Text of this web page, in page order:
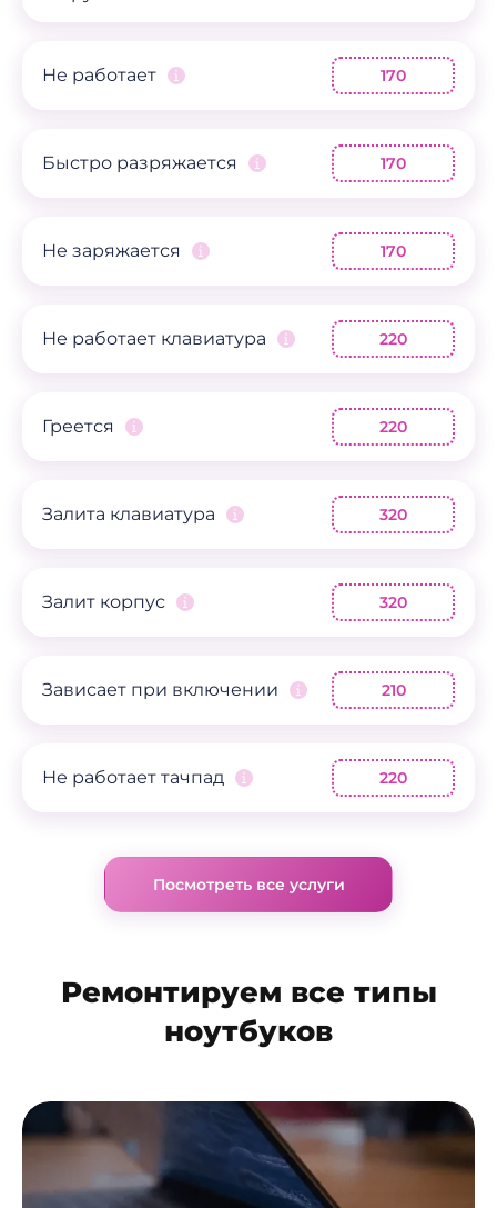
Не работает 170
Быстро разряжается 170
Не заряжается 170
Не работает клавиатура 220
Греется 220
Залита клавиатура 320
Залит корпус 320
Зависает при включении 210
Не работает тачпад 220
Посмотреть все услуги
Ремонтируем все типы
ноутбуков